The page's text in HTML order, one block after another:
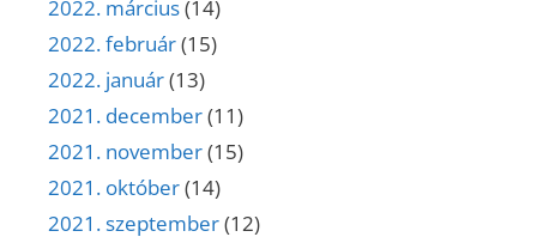
2022. március(14)
2022. február(15)
2022. január(13)
2021. december(11)
2021. november(15)
2021. október(14)
2021. szeptember(12)